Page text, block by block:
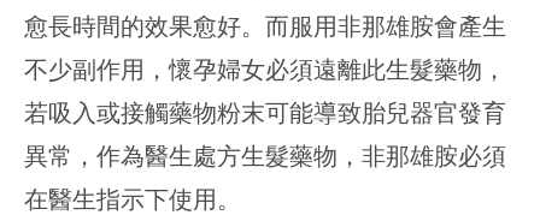
愈長時間的效果愈好。而服用非那雄胺會產生
不少副作用，懷孕婦女必須遠離此生髮藥物，
若吸入或接觸藥物粉末可能導致胎兒器官發育
異常，作為醫生處方生髮藥物，非那雄胺必須
在醫生指示下使用。